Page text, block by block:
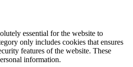
essential for the website to
only includes cookies that ensures
features of the website. These
information.